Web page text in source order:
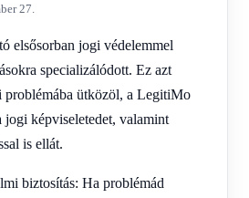
27.
elsősorban jogi védelemmel
specializálódott. Ez azt
problémába ütközöl, a LegitiMo
jogi képviseletedet, valamint
is ellát.
biztosítás: Ha problémád